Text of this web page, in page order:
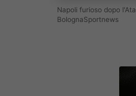
Napoli furioso dopo
BolognaSportnews